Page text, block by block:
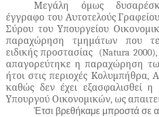
Μεγάλη όμως
έγγραφο του Αυτοτελούς
Σύρου του Υπουργείου
παραχώρηση τμημάτων που
ειδικής προστασίας (Natura
απαγορεύτηκε η παραχώρηση
ήτοι στις περιοχές Κολυμπήθρα,
καθώς δεν έχει εξασφαλισθεί
Υπουργού Οικονομικών, ως
Έτσι βρεθήκαμε μπροστά σε